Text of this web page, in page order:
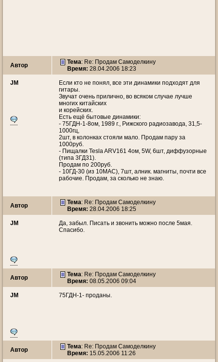
Автор Тема: Re: Продам Самоделкину
Время: 28.04.2006 18:23
JM
Если кто не понял, все эти динамики подходят для
гитары.
Звучат очень прилично, во всяком случае лучше
многих китайских
и корейских.
Есть ещё бытовые динамики:
- 75ГДН-1-8ом, 1989 г., Рижского радиозавода, 31,5-
1000гц,
2шт, в колонках стояли мало. Продам пару за
1000руб.
- Пищалки Tesla ARV161 4ом, 5W, 6шт, диффузорные
(типа 3ГД31).
Продам по 200руб.
- 10ГД-30 (из 10МАС), 7шт, алник. магниты, почти все
рабочие. Продам, за сколько не знаю.
Автор Тема: Re: Продам Самоделкину
Время: 28.04.2006 18:25
JM
Да, забыл. Писать и звонить можно после 5мая.
Спасибо.
Автор Тема: Re: Продам Самоделкину
Время: 08.05.2006 09:04
JM 75ГДН-1- проданы.
Автор Тема: Re: Продам Самоделкину
Время: 15.05.2006 11:26